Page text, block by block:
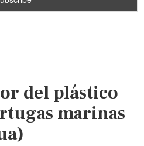
del plástico
marinas